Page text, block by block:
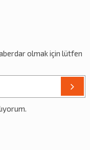
olmak için lütfen